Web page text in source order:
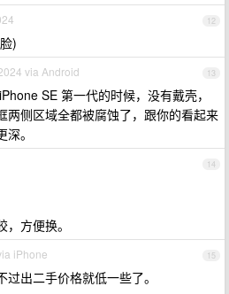
12
)
13
via Android
SE 第一代的时候，没有戴壳，
两侧区域全都被腐蚀了，跟你的看起来
。
14
方便换。
15
iPhone
出二手价格就低一些了。